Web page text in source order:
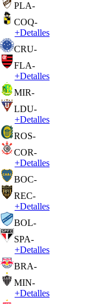
PLA-
COQ-
+Detalles
CRU-
FLA-
+Detalles
MIR-
LDU-
+Detalles
ROS-
COR-
+Detalles
BOC-
REC-
+Detalles
BOL-
SPA-
+Detalles
BRA-
MIN-
+Detalles